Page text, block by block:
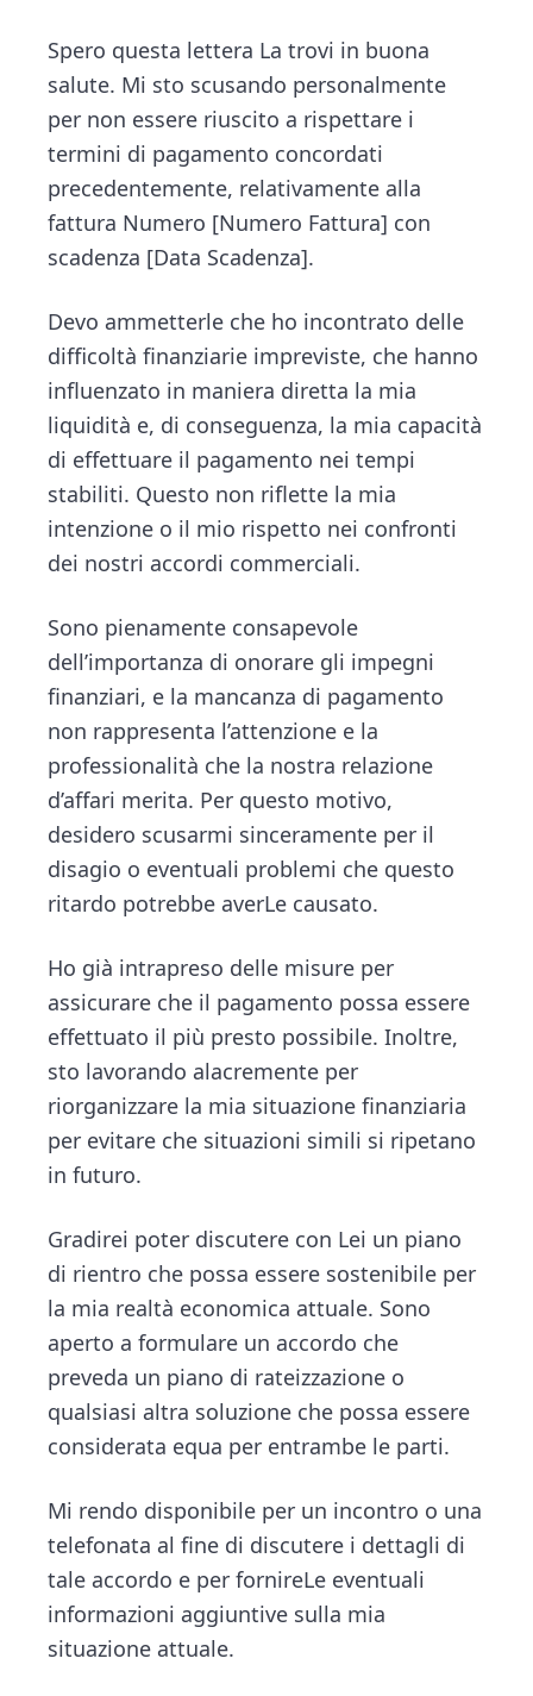
Spero questa lettera La trovi in buona
salute. Mi sto scusando personalmente
per non essere riuscito a rispettare i
termini di pagamento concordati
precedentemente, relativamente alla
fattura Numero [Numero Fattura] con
scadenza [Data Scadenza].
Devo ammetterle che ho incontrato delle
difficoltà finanziarie impreviste, che hanno
influenzato in maniera diretta la mia
liquidità e, di conseguenza, la mia capacità
di effettuare il pagamento nei tempi
stabiliti. Questo non riflette la mia
intenzione o il mio rispetto nei confronti
dei nostri accordi commerciali.
Sono pienamente consapevole
dell’importanza di onorare gli impegni
finanziari, e la mancanza di pagamento
non rappresenta l’attenzione e la
professionalità che la nostra relazione
d’affari merita. Per questo motivo,
desidero scusarmi sinceramente per il
disagio o eventuali problemi che questo
ritardo potrebbe averLe causato.
Ho già intrapreso delle misure per
assicurare che il pagamento possa essere
effettuato il più presto possibile. Inoltre,
sto lavorando alacremente per
riorganizzare la mia situazione finanziaria
per evitare che situazioni simili si ripetano
in futuro.
Gradirei poter discutere con Lei un piano
di rientro che possa essere sostenibile per
la mia realtà economica attuale. Sono
aperto a formulare un accordo che
preveda un piano di rateizzazione o
qualsiasi altra soluzione che possa essere
considerata equa per entrambe le parti.
Mi rendo disponibile per un incontro o una
telefonata al fine di discutere i dettagli di
tale accordo e per fornireLe eventuali
informazioni aggiuntive sulla mia
situazione attuale.